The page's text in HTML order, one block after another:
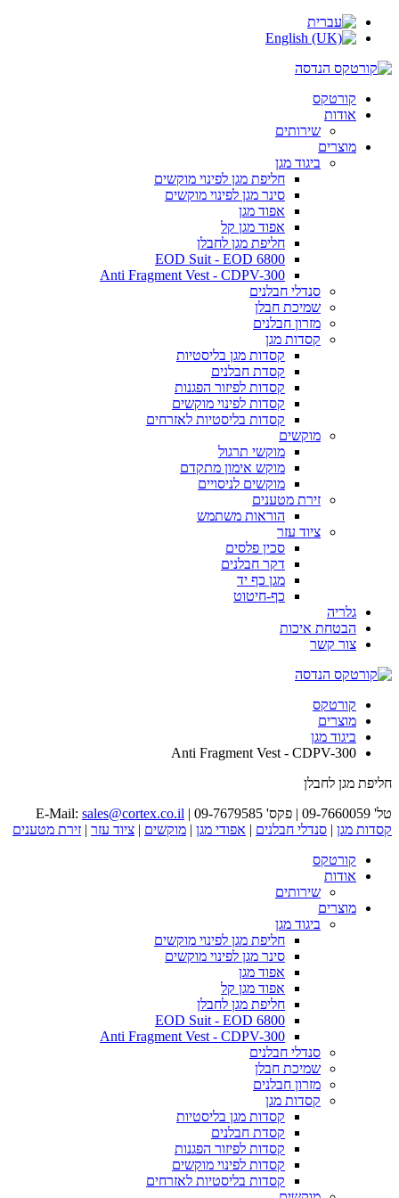
קורטקס
אודות
שירותים
מוצרים
ביגוד מגן
חליפת מגן לפינוי מוקשים
סינר מגן לפינוי מוקשים
אפוד מגן
אפוד מגן קל
חליפת מגן לחבלן
EOD Suit - EOD 6800
Anti Fragment Vest - CDPV-300
סנדלי חבלנים
שמיכת חבלן
מזרון חבלנים
קסדות מגן
קסדות מגן בליסטיות
קסדת חבלנים
קסדות לפיזור הפגנות
קסדות לפינוי מוקשים
קסדות בליסטיות לאזרחים
מוקשים
מוקשי תרגול
מוקש אימון מתקדם
מוקשים לניסויים
זירת מטענים
הוראות משתמש
ציוד עזר
סכין פלסים
דקר חבלנים
מגן כף יד
כף-חיטוט
גלריה
הבטחת איכות
צור קשר
קורטקס
מוצרים
ביגוד מגן
Anti Fragment Vest - CDPV-300
חליפת מגן לחבלן
טל' 09-7660059 | פקס' 09-7679585 | E-Mail:
sales@cortex.co.il
קסדות מגן | סנדלי חבלנים | אפודי מגן | מוקשים | ציוד עזר | זירת מטענים
קורטקס
אודות
שירותים
מוצרים
ביגוד מגן
חליפת מגן לפינוי מוקשים
סינר מגן לפינוי מוקשים
אפוד מגן
אפוד מגן קל
חליפת מגן לחבלן
EOD Suit - EOD 6800
Anti Fragment Vest - CDPV-300
סנדלי חבלנים
שמיכת חבלן
מזרון חבלנים
קסדות מגן
קסדות מגן בליסטיות
קסדת חבלנים
קסדות לפיזור הפגנות
קסדות לפינוי מוקשים
קסדות בליסטיות לאזרחים